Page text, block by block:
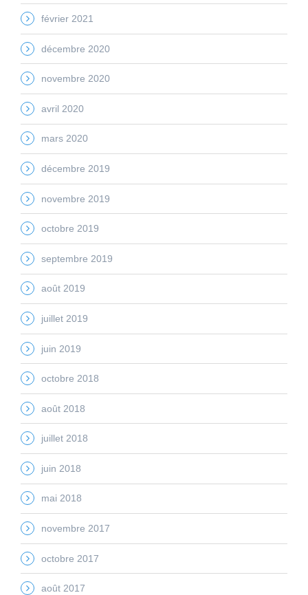
février 2021
décembre 2020
novembre 2020
avril 2020
mars 2020
décembre 2019
novembre 2019
octobre 2019
septembre 2019
août 2019
juillet 2019
juin 2019
octobre 2018
août 2018
juillet 2018
juin 2018
mai 2018
novembre 2017
octobre 2017
août 2017